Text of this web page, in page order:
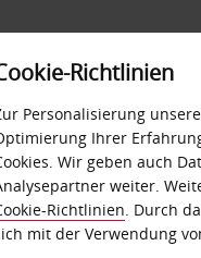
SELF-
Richtlinien
Personalisierung
Ihrer
Wir geben auch
weiter.
Richtlinien. Durch
mit der Verwendung